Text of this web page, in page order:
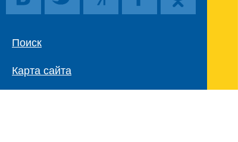
Поиск
Карта сайта